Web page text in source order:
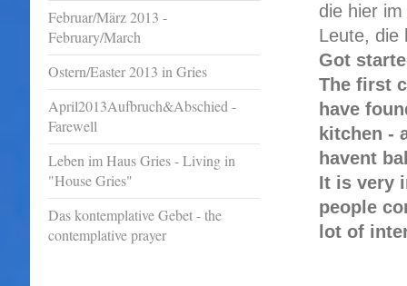
die hier
Leute, die
Got
The first
have
kitchen -
havent
It is very
people
lot of
Februar/März 2013 -
February/March
Ostern/Easter 2013 in Gries
April2013Aufbruch&Abschied -
Farewell
Leben im Haus Gries - Living in
"House Gries"
Das kontemplative Gebet - the
contemplative prayer